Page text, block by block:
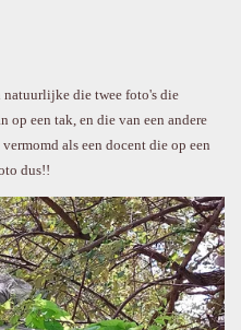
natuurlijke die twee foto's die
op een tak, en die van een andere
als een docent die op een
dus!!